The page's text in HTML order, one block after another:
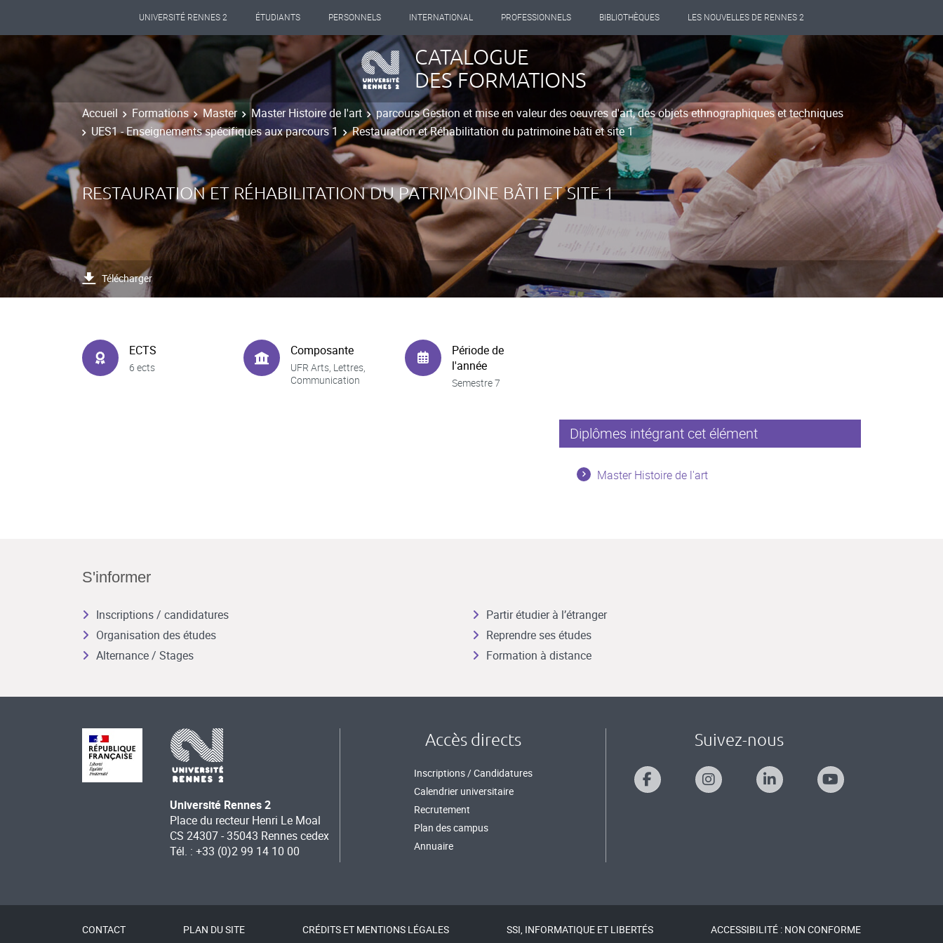
UNIVERSITÉ RENNES 2 ÉTUDIANTS PERSONNELS INTERNATIONAL PROFESSIONNELS BIBLIOTHÈQUES LES NOUVELLES DE RENNES 2
CATALOGUE
DES FORMATIONS
Accueil Formations Master Master Histoire de l'art
parcours Gestion et mise en valeur des oeuvres d'art, des objets ethnographiques et techniques
UES1 - Enseignements spécifiques aux parcours 1
Restauration et Réhabilitation du patrimoine bâti et site 1
RESTAURATION ET RÉHABILITATION DU PATRIMOINE BÂTI ET SITE 1
Télécharger
ECTS
6 ects
Composante
UFR Arts, Lettres,
Communication
Période de
l'année
Semestre 7
Diplômes intégrant cet élément
Master Histoire de l'art
S'informer
Inscriptions / candidatures
Organisation des études
Alternance / Stages
Partir étudier à l’étranger
Reprendre ses études
Formation à distance
Université Rennes 2
Place du recteur Henri Le Moal
CS 24307 - 35043 Rennes cedex
Tél. : +33 (0)2 99 14 10 00
Accès directs
Inscriptions / Candidatures
Calendrier universitaire
Recrutement
Plan des campus
Annuaire
Suivez-nous
CONTACT PLAN DU SITE CRÉDITS ET MENTIONS LÉGALES SSI, INFORMATIQUE ET LIBERTÉS ACCESSIBILITÉ : NON CONFORME